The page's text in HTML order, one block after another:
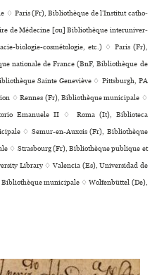
♢ Paris (Fr), Bibliothèque de l’Institut catho­
de Médecine [ou] Bibliothèque inte­ru­ni­ver­
bio­lo­gie-cos­mé­to­lo­gie, etc.) ♢ Paris (Fr),
nationale de France (BnF, Bibliothèque de
Sainte Geneviève ♢ Pittsburgh, PA
♢ Rennes (Fr), Bibliothèque muni­ci­pale ♢
Emanuele II ♢ Roma (It), Biblioteca
♢ Semur-en-Auxois (Fr), Bibliothèque
♢ Strasbourg (Fr), Bibliothèque publi­que et
Library ♢ Valencia (Es), Universidad de
muni­ci­pale ♢ Wolfenbüttel (De),